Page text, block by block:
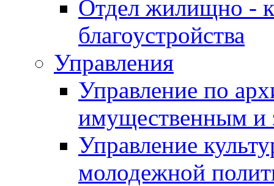
Отдел жилищно -
благоустройства
Управления
Управление по
имущественным и
Управление
молодежной